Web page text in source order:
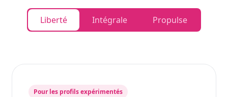
Liberté Intégrale Propulse
Pour les profils expérimentés